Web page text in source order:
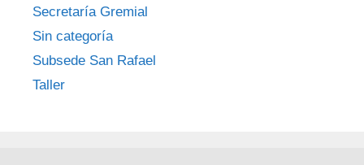
Secretaría Gremial
Sin categoría
Subsede San Rafael
Taller